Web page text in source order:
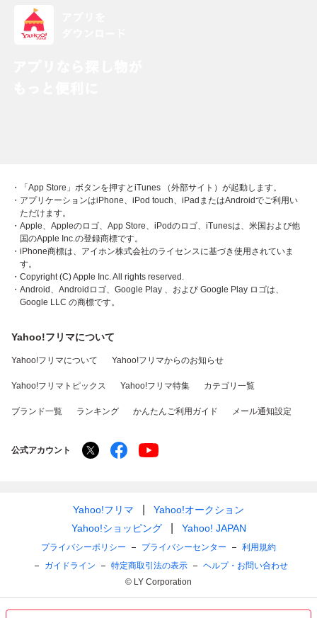
・「App Store」ボタンを押すとiTunes （外部サイト）が起動します。
・アプリケーションはiPhone、iPod touch、iPadまたはAndroidでご利用い
ただけます。
・Apple、Appleのロゴ、App Store、iPodのロゴ、iTunesは、米国および他
国のApple Inc.の登録商標です。
・iPhone商標は、アイホン株式会社のライセンスに基づき使用されていま
す。
・Copyright (C) Apple Inc. All rights reserved.
・Android、Androidロゴ、Google Play 、および Google Play ロゴは、
Google LLC の商標です。
Yahoo!フリマについて
Yahoo!フリマについて Yahoo!フリマからのお知らせ
Yahoo!フリマトピックス Yahoo!フリマ特集 カテゴリ一覧
ブランド一覧 ランキング かんたんご利用ガイド メール通知設定
公式アカウント
Yahoo!フリマ
Yahoo!オークション
Yahoo!ショッピング
Yahoo! JAPAN
プライバシーポリシー プライバシーセンター
利用規約
ガイドライン
特定商取引法の表示
ヘルプ・お問い合わせ
© LY Corporation